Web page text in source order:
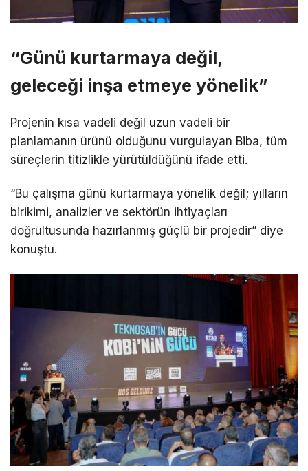
“Günü kurtarmaya değil,
geleceği inşa etmeye yönelik”
Projenin kısa vadeli değil uzun vadeli bir
planlamanın ürünü olduğunu vurgulayan Biba, tüm
süreçlerin titizlikle yürütüldüğünü ifade etti.
“Bu çalışma günü kurtarmaya yönelik değil; yılların
birikimi, analizler ve sektörün ihtiyaçları
doğrultusunda hazırlanmış güçlü bir projedir” diye
konuştu.